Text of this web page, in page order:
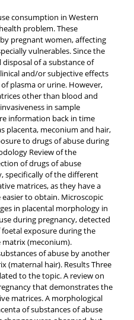
consumption in Western
problem. These
pregnant women, affecting
vulnerables. Since the
of a substance of
and/or subjective effects
plasma or urine. However,
other than blood and
in sample
information back in time
placenta, meconium and hair,
to drugs of abuse during
Review of the
of drugs of abuse
specifically of the different
matrices, as they have a
to obtain. Microscopic
in placental morphology in
during pregnancy, detected
exposure during the
(meconium).
of abuse by another
(maternal hair). Results Three
to the topic. A review on
that demonstrates the
matrices. A morphological
of substances of abuse